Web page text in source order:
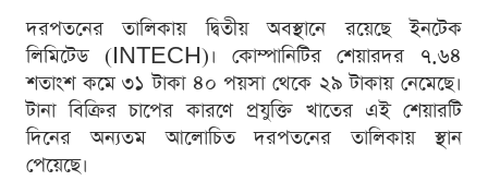
দরপতনের তালিকায় দ্বিতীয় অবস্থানে রয়েছে ইনটেক
লিমিটেড (INTECH)। কোম্পানিটির শেয়ারদর ৭.৬৪
শতাংশ কমে ৩১ টাকা ৪০ পয়সা থেকে ২৯ টাকায় নেমেছে।
টানা বিক্রির চাপের কারণে প্রযুক্তি খাতের এই শেয়ারটি
দিনের অন্যতম আলোচিত দরপতনের তালিকায় স্থান
পেয়েছে।